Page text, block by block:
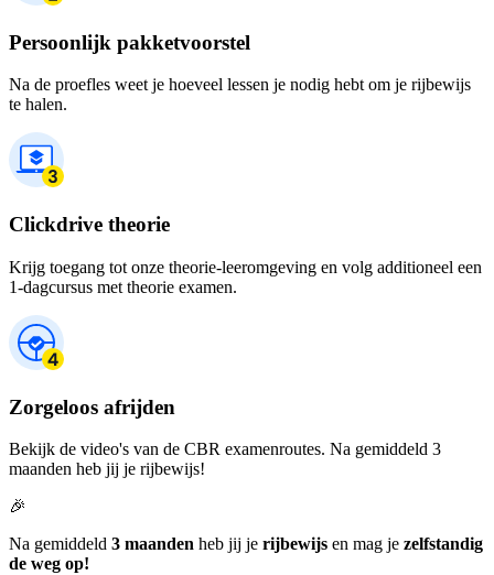
Persoonlijk pakketvoorstel
Na de proefles weet je hoeveel lessen je nodig hebt om je rijbewijs
te halen.
Clickdrive theorie
Krijg toegang tot onze theorie-leeromgeving en volg additioneel een
1-dagcursus met theorie examen.
Zorgeloos afrijden
Bekijk de video's van de CBR examenroutes. Na gemiddeld 3
maanden heb jij je rijbewijs!
🎉
Na gemiddeld 3 maanden heb jij je rijbewijs en mag je zelfstandig
de weg op!